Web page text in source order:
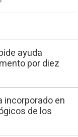
ayuda
por diez
incorporado en
de los